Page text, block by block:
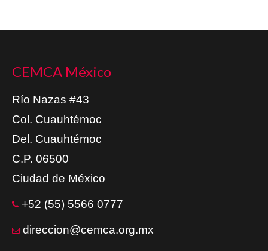
CEMCA México
Río Nazas #43
Col. Cuauhtémoc
Del. Cuauhtémoc
C.P. 06500
Ciudad de México
+52 (55) 5566 0777
direccion@cemca.org.mx